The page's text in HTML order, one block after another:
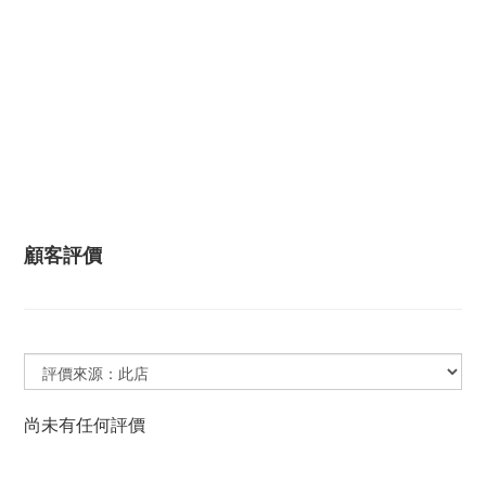
顧客評價
尚未有任何評價